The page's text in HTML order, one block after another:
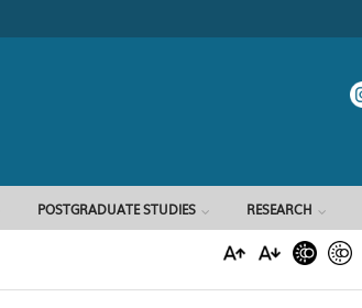
Search form
POSTGRADUATE STUDIES RESEARCH